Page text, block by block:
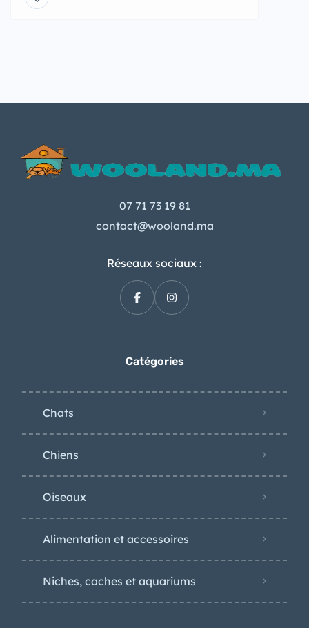
07 71 73 19 81
contact@wooland.ma
Réseaux sociaux :
Catégories
Chats
Chiens
Oiseaux
Alimentation et accessoires
Niches, caches et aquariums